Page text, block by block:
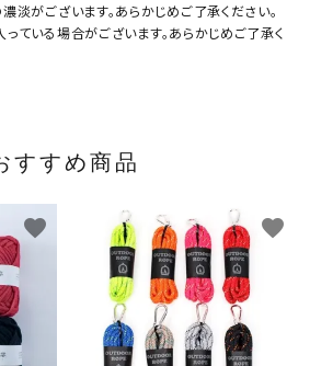
淡がございます。あらかじめご了承ください。
ている場合がございます。あらかじめご了承く
すすめ商品
favorite favorite